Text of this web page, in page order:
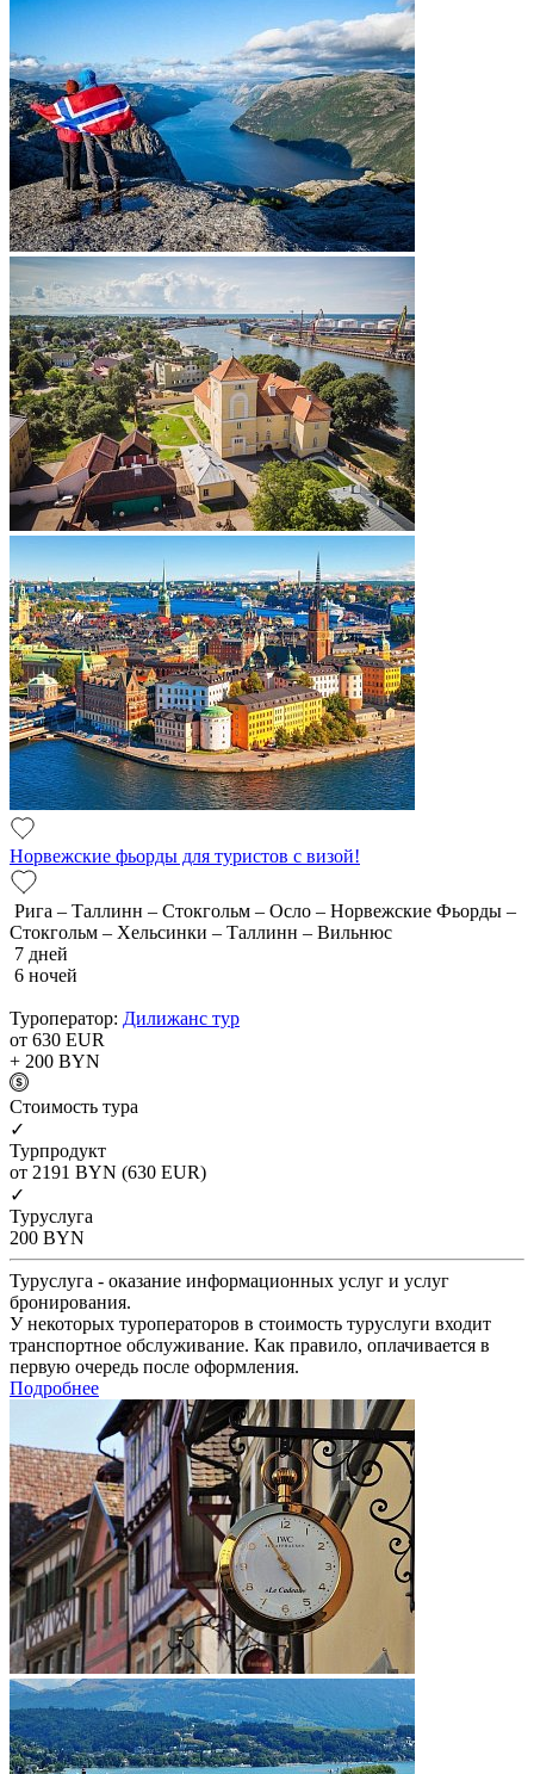
Норвежские фьорды для туристов с визой!
Рига – Таллинн – Стокгольм – Осло – Норвежские Фьорды –
Стокгольм – Хельсинки – Таллинн – Вильнюс
7 дней
6 ночей
Туроператор: Дилижанс тур
от 630 EUR
+ 200 BYN
Cтоимость тура
✓
Турпродукт
от 2191 BYN (630 EUR)
✓
Туруслуга
200 BYN
Туруслуга - оказание информационных услуг и услуг
бронирования.
У некоторых туроператоров в стоимость туруслуги входит
транспортное обслуживание. Как правило, оплачивается в
первую очередь после оформления.
Подробнее